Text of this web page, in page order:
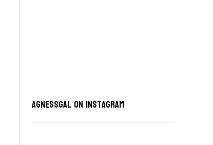
AgnessGal on Instagram